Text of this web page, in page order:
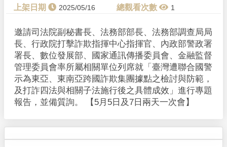
V
i
d
e
o
2025/05/16 1
邀請司法院副秘書長、法務部部長、法務部調查局局
長、行政院打擊詐欺指揮中心指揮官、內政部警政署
署長、數位發展部、國家通訊傳播委員會、金融監督
管理委員會率所屬相關單位列席就「臺灣遭聯合國警
示為東亞、東南亞跨國詐欺集團據點之檢討與防範，
及打詐四法與相關子法施行後之具體成效」進行專題
報告，並備質詢。 【5月5日及7日兩天一次會】